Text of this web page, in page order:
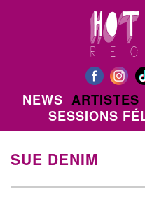
NEWS ARTISTES
SESSIONS
SUE DENIM